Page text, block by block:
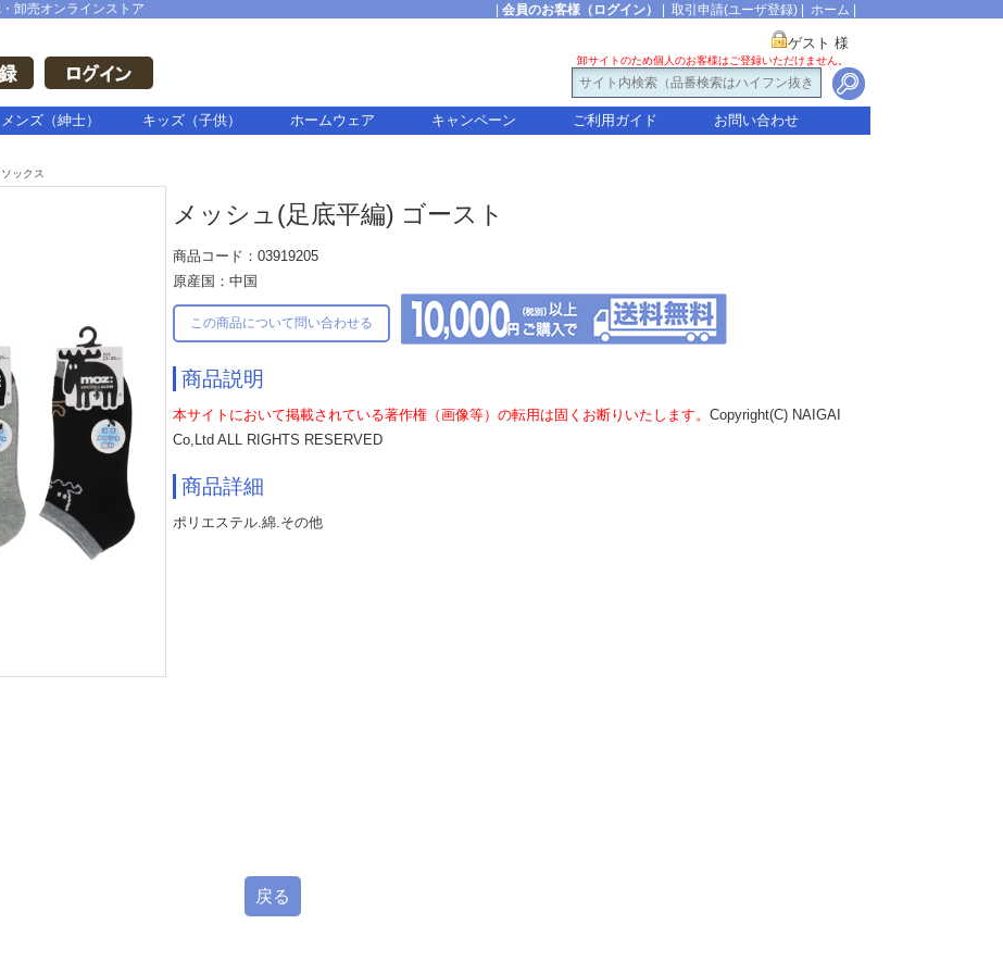
卸売オンラインストア 会員のお客様（ログイン） 取引申請(ユーザ登録) ホーム
ゲスト 様
卸サイトのため個人のお客様はご登録いただけません。
メンズ（紳士） キッズ（子供） ホームウェア キャンペーン ご利用ガイド お問い合わせ
ソックス
メッシュ(足底平編) ゴースト
商品コード：03919205
原産国：中国
この商品について問い合わせる
商品説明
本サイトにおいて掲載されている著作権（画像等）の転用は固くお断りいたします。Copyright(C) NAIGAI
Co,Ltd ALL RIGHTS RESERVED
商品詳細
ポリエステル.綿.その他
戻る